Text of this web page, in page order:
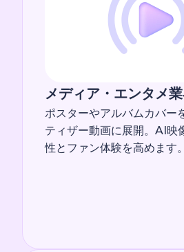
メディア・エンタメ
ポスターやアルバムカバー
ティザー動画に展開。AI映
性とファン体験を高めます。